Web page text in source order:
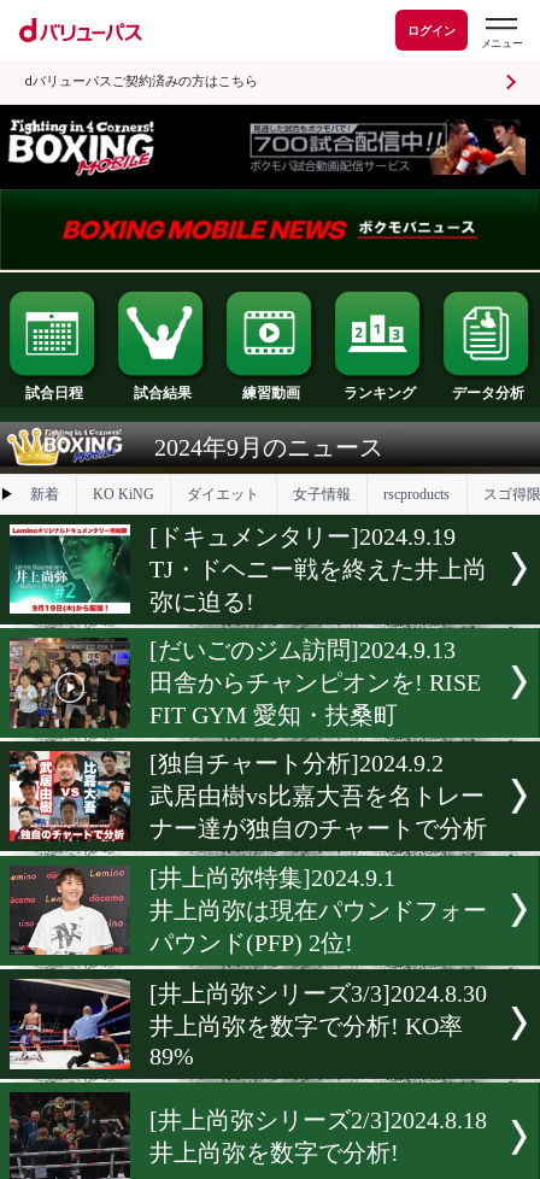
ログイン
dバリューパスご契約済みの方はこちら
試合日程 試合結果 練習動画 ランキング
2024年9月のニュース
▶ 新着 KO KiNG ダイエット
[ドキュメンタリー
TJ・ドヘニー戦を終えた井
弥に迫る!
[だいごのジム訪問
田舎からチャンピオンを!
FIT GYM 愛知・扶桑町
[独自チャート分析]2024.9.2
武居由樹vs比嘉大吾を名ト
ナー達が独自のチャートで
[井上尚弥特集]2024.9.1
パウンド(PFP) 2位!